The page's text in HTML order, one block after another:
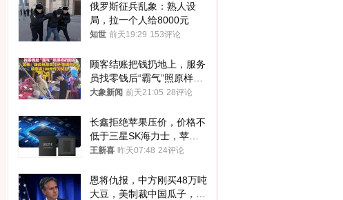
俄罗斯征兵乱象：熟人设
局，拉一个人给8000元
知世 前天19:29 153评论
顾客结账把钱扔地上，服务
员找零钱后“霸气”照原样扔
回去
大象新闻 前天21:05 28评论
长鑫拒绝苹果压价，价格不
低于三星SK海力士，苹果
失去了议价权
王新喜 昨天07:48 24评论
恩将仇报，中方刚买48万吨
大豆，美制裁中国瓜子，布